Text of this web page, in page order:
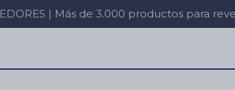
| Más de 3.000 productos para